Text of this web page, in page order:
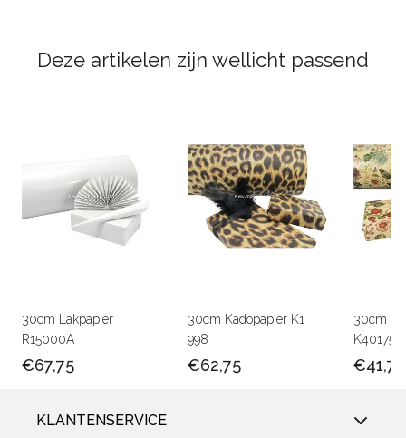
Deze artikelen zijn wellicht passend
30cm Lakpapier
R15000A
€67,75
30cm Kadopapier K1
998
€62,75
30cm
€41,75
KLANTENSERVICE